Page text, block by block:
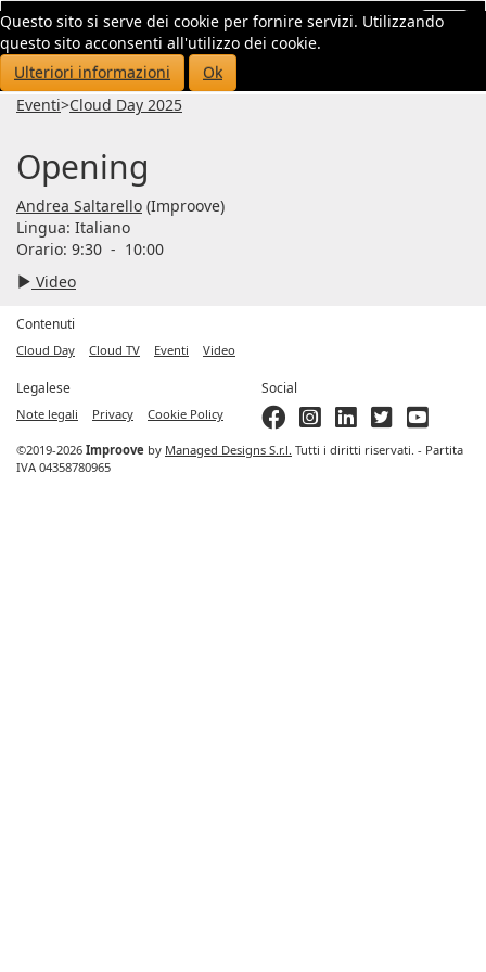
Questo sito si serve dei cookie per fornire servizi. Utilizzando
questo sito acconsenti all'utilizzo dei cookie.
Ulteriori informazioni
Ok
Eventi>Cloud Day 2025
Opening
Andrea Saltarello (Improove)
Lingua: Italiano
Orario: 9:30 - 10:00
Video
Contenuti
Cloud Day Cloud TV Eventi Video
Legalese
Note legali Privacy Cookie Policy
Social
©2019-2026 Improove by Managed Designs S.r.l. Tutti i diritti riservati. - Partita
IVA 04358780965